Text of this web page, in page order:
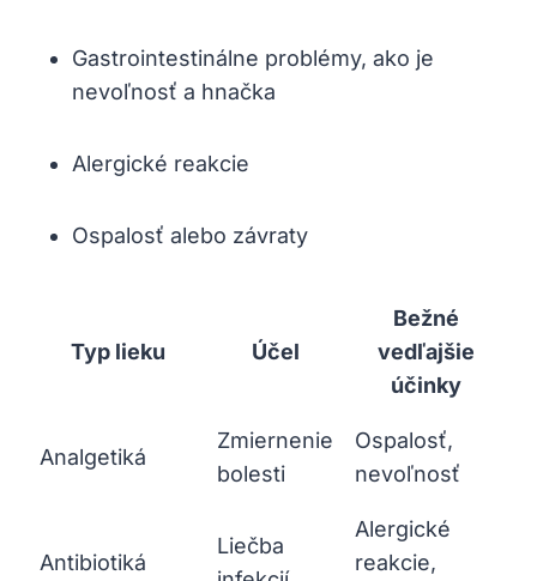
Gastrointestinálne problémy, ako je
nevoľnosť a hnačka
Alergické reakcie
Ospalosť alebo závraty
Typ lieku Účel
Bežné
vedľajšie
účinky
Analgetiká
Zmiernenie
bolesti
Ospalosť,
nevoľnosť
Antibiotiká
Liečba
Alergické
reakcie,